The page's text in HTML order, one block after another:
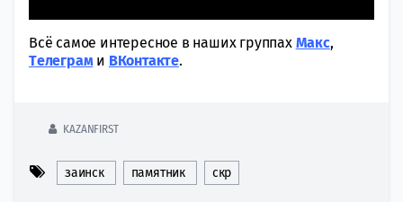
Всё самое интересное в наших группах Макс,
Tелеграми ВКонтакте.
KAZANFIRST
заинск памятник скр